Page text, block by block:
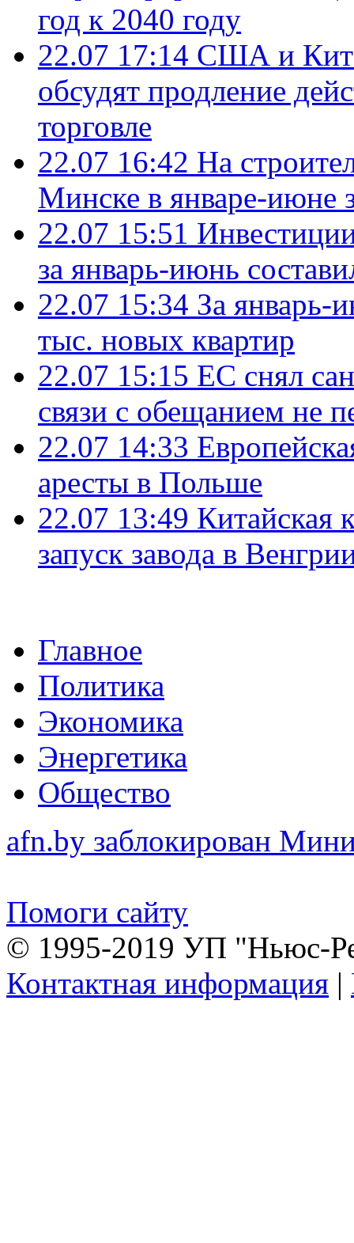
год к 2040 году
22.07 17:14 США и
обсудят продление
торговле
22.07 16:42 На
Минске в январе-июне
22.07 15:51
за январь-июнь
22.07 15:34 За январь-
тыс. новых квартир
22.07 15:15 ЕС снял
связи с обещанием не
22.07 14:33
аресты в Польше
22.07 13:49 Китайская
запуск завода в
Главное
Политика
Экономика
Энергетика
Общество
afn.by заблокирован
Помоги сайту
© 1995-2019 УП "Ньюс-
Контактная информация |